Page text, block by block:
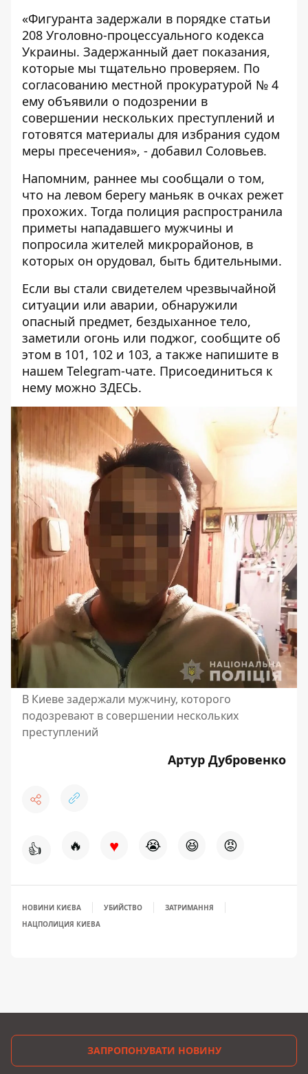
«Фигуранта задержали в порядке статьи
208 Уголовно-процессуального кодекса
Украины. Задержанный дает показания,
которые мы тщательно проверяем. По
согласованию местной прокуратурой № 4
ему объявили о подозрении в
совершении нескольких преступлений и
готовятся материалы для избрания судом
меры пресечения», - добавил Соловьев.
Напомним, раннее мы сообщали о том,
что на левом берегу маньяк в очках режет
прохожих. Тогда полиция распространила
приметы нападавшего мужчины и
попросила жителей микрорайонов, в
которых он орудовал, быть бдительными.
Если вы стали свидетелем чрезвычайной
ситуации или аварии, обнаружили
опасный предмет, бездыханное тело,
заметили огонь или поджог, сообщите об
этом в 101, 102 и 103, а также напишите в
нашем Telegram-чате. Присоединиться к
нему можно ЗДЕСЬ.
В Киеве задержали мужчину, которого
подозревают в совершении нескольких
преступлений
Артур Дубровенко
👍 🔥 ♥ 😭 😆 😡
НОВИНИ КИЄВА УБИЙСТВО
ЗАТРИМАННЯ
НАЦПОЛИЦИЯ КИЕВА
ЗАПРОПОНУВАТИ НОВИНУ